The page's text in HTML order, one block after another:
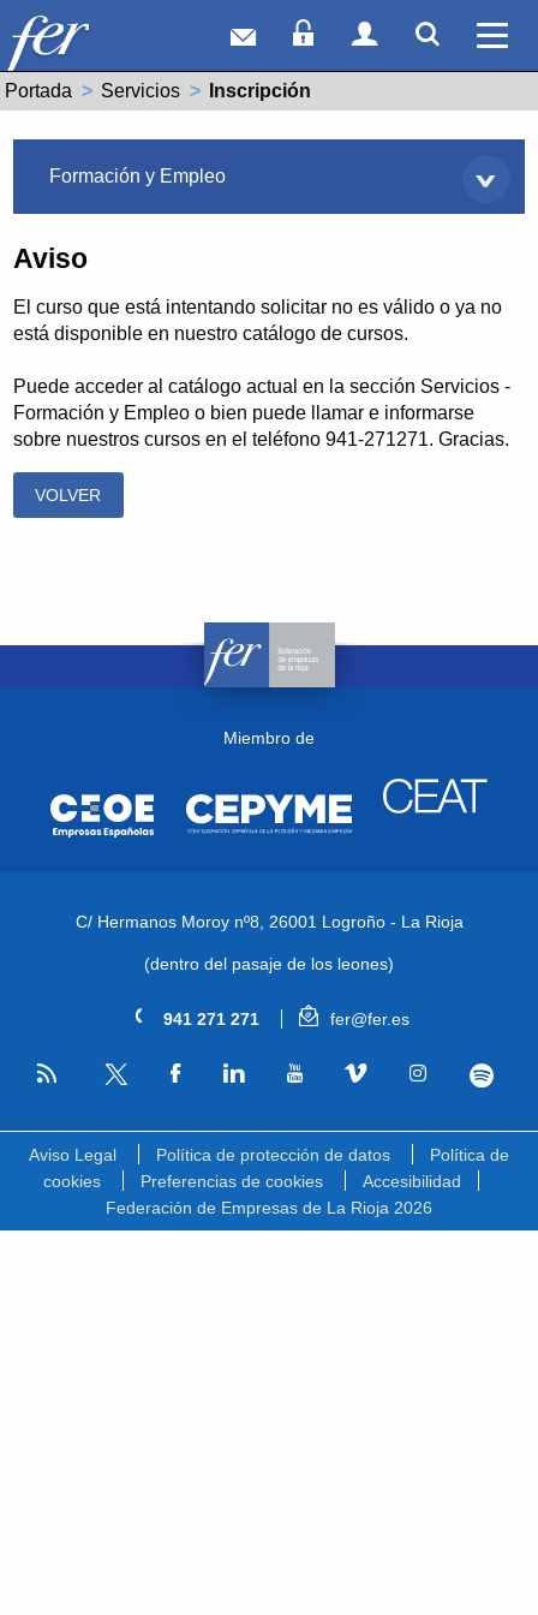
Correo webAcceso Socios
Acceso
Portada Servicios Actual:
Inscripción
Formación y Empleo
Aviso
El curso que está intentando solicitar no es válido o ya no
está disponible en nuestro catálogo de cursos.
Puede acceder al catálogo actual en la sección Servicios -
Formación y Empleo o bien puede llamar e informarse
sobre nuestros cursos en el teléfono 941-271271. Gracias.
VOLVER
Miembro de
C/ Hermanos Moroy nº8, 26001 Logroño - La Rioja
(dentro del pasaje de los leones)
941 271 271 fer@fer.es
RSS
Aviso Legal Política de protección de datos
Política de
cookies
Preferencias de cookies
Accesibilidad
Federación de Empresas de La Rioja 2026